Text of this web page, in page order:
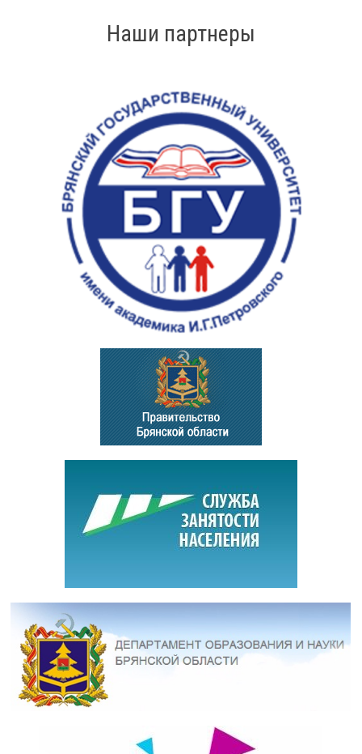
Наши партнеры